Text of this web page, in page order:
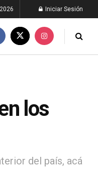
Iniciar Sesión
los
del país, acá